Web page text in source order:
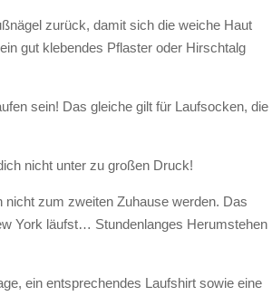
zurück, damit sich die weiche Haut
gut klebendes Pflaster oder Hirschtalg
sein! Das gleiche gilt für Laufsocken, die
nicht unter zu großen Druck!
zum zweiten Zuhause werden. Das
York läufst… Stundenlanges Herumstehen
ein entsprechendes Laufshirt sowie eine